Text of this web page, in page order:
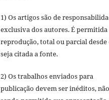
1) Os artigos são de
exclusiva dos autores. É permitida
reprodução, total ou parcial desde
seja citada a fonte.
2) Os trabalhos enviados para
publicação devem ser inéditos, não